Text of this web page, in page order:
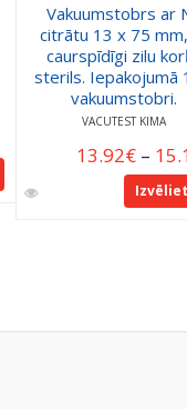
Vakuumstobrs ar
citrātu 13 x 75
caurspīdīgi zilu
sterils. Iepakojumā
vakuumstobri.
VACUTEST KIMA
13.92€–